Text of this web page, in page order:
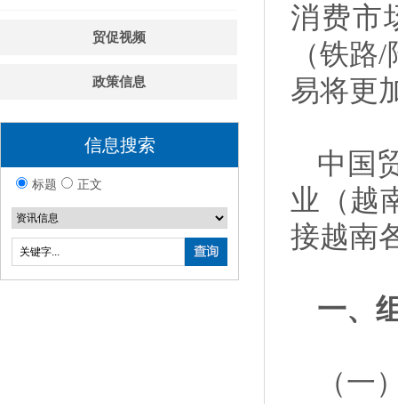
贸促视频
政策信息
信息搜索
标题 正文
消费市
（铁
易将更
中国
业（越
接越南
一、
（一